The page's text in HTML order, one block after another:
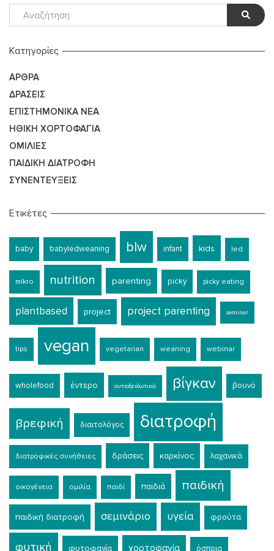
Kατηγορίες
ΆΡΘΡΑ
ΔΡΆΣΕΙΣ
ΕΠΙΣΤΗΜΟΝΙΚΆ ΝΈΑ
ΗΘΙΚΉ ΧΟΡΤΟΦΑΓΊΑ
ΟΜΙΛΊΕΣ
ΠΑΙΔΙΚΉ ΔΙΑΤΡΟΦΉ
ΣΥΝΕΝΤΕΎΞΕΙΣ
Ετικέτες
baby babyledweaning blw infant kids led
mikro nutrition parenting picky picky eating
plantbased project project parenting seminar
tips vegan vegetarian weaning webinar
wholefood έντερο αντιοξειδωτικά βίγκαν βουνό
βρεφική διαιτολόγος διατροφή
διατροφικές συνήθειες δράσεις καρκίνος λαχανικά
οικογένεια ομιλία παιδί παιδιά παιδική
παιδική διατροφή σεμινάριο υγεία φρούτα
φυτική φυτοφαγία χορτοφαγία όσπρια